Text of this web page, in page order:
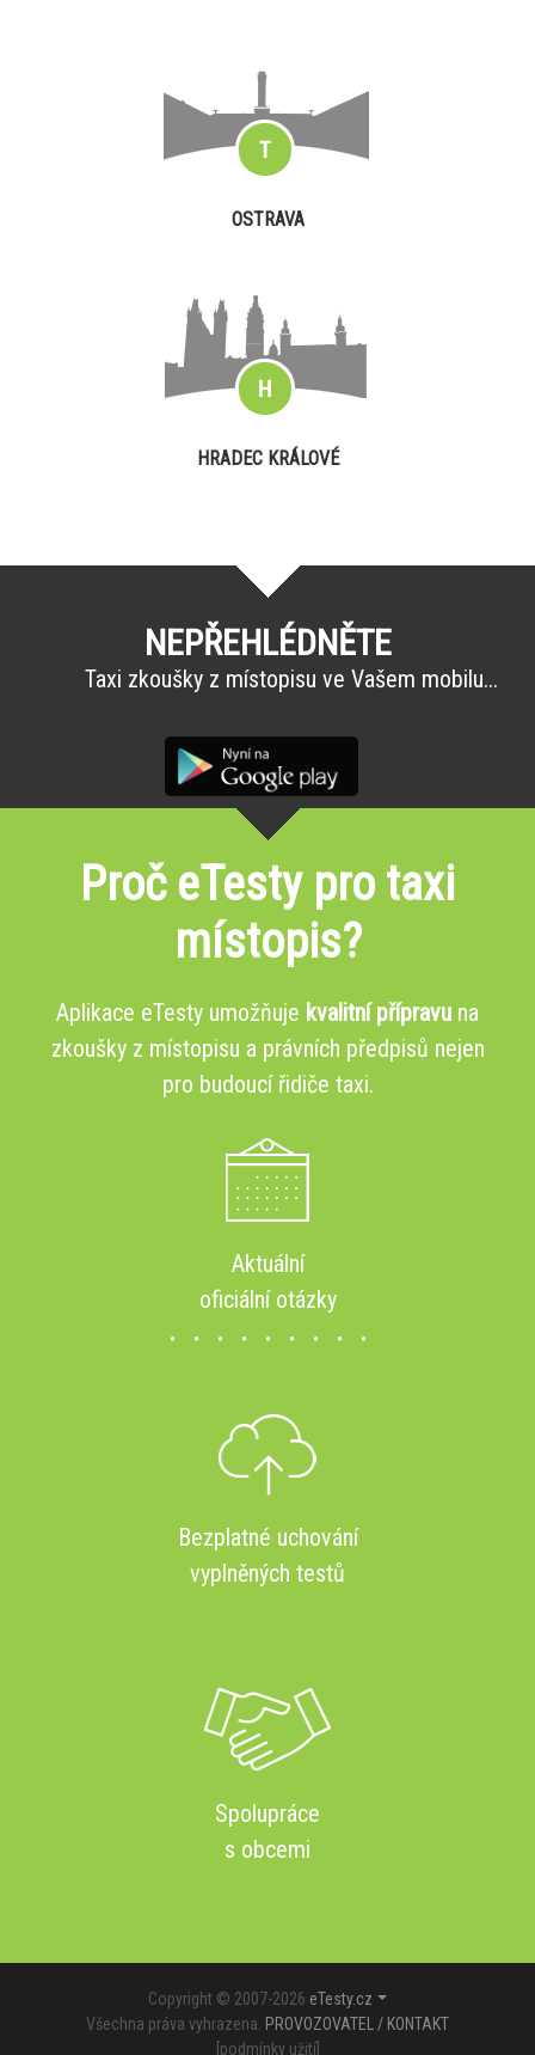
OSTRAVA
HRADEC KRÁLOVÉ
NEPŘEHLÉDNĚTE
Taxi zkoušky z místopisu ve Vašem mobilu...
Proč eTesty pro taxi
místopis?
Aplikace eTesty umožňuje kvalitní přípravu na
zkoušky z místopisu a právních předpisů nejen
pro budoucí řidiče taxi.
Aktuální
oficiální otázky
Bezplatné uchování
vyplněných testů
Spolupráce
s obcemi
Copyright © 2007-2026 eTesty.cz
Všechna práva vyhrazena. PROVOZOVATEL / KONTAKT
podmínky užití]